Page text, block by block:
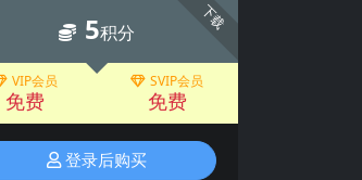
下载
5积分
VIP会员
免费
SVIP会员
免费
登录后购买